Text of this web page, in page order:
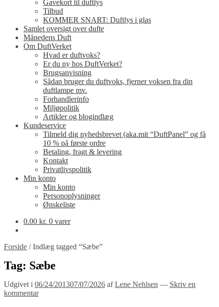
Gavekort til duftlys
Tilbud
KOMMER SNART: Duftlys i glas
Samlet oversigt over dufte
Månedens Duft
Om DuftVerket
Hvad er duftvoks?
Er du ny hos DuftVerket?
Brugsanvisning
Sådan bruger du duftvoks, fjerner voksen fra din
duftlampe mv.
Forhandlerinfo
Miljøpolitik
Artikler og blogindlæg
Kundeservice
Tilmeld dig nyhedsbrevet (aka.mit “DuftPanel” og få
10 % på første ordre
Betaling, fragt & levering
Kontakt
Privatlivspolitik
Min konto
Min konto
Personoplysninger
Ønskeliste
0.00 kr. 0 varer
Forside /Indlæg tagged “Sæbe”
Tag: Sæbe
Udgivet i 06/24/201307/07/2026 afLene Nehlsen — Skriv en
kommentar